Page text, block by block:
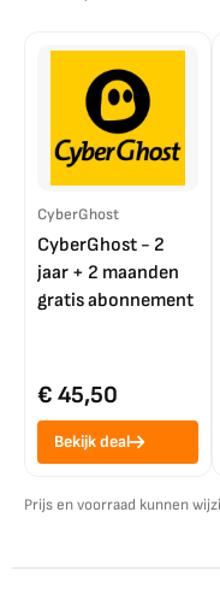
CyberGhost
CyberGhost - 2
jaar + 2 maanden
gratis abonnement
€ 45,50
Bekijk deal
Prijs en voorraad kunnen